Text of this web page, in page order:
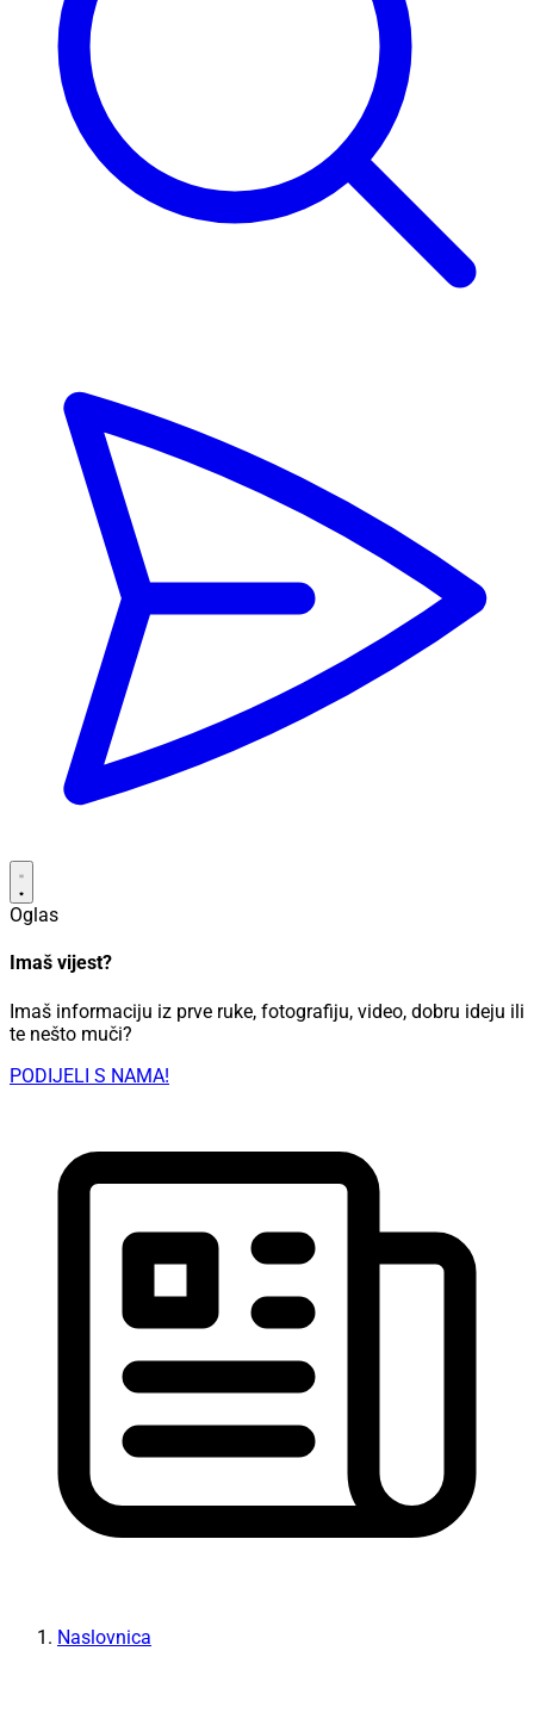
Oglas
Imaš vijest?
Imaš informaciju iz prve ruke, fotografiju, video, dobru ideju ili
te nešto muči?
PODIJELI S NAMA!
Naslovnica